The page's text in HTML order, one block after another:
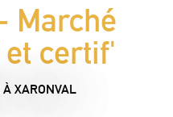
Marché
certif'
À XARONVAL